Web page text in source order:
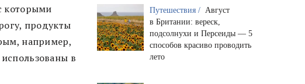
которыми
продукты
например,
в
Путешествия / Август
в Британии: вереск,
подсолнухи и Персеиды — 5
способов красиво проводить
лето